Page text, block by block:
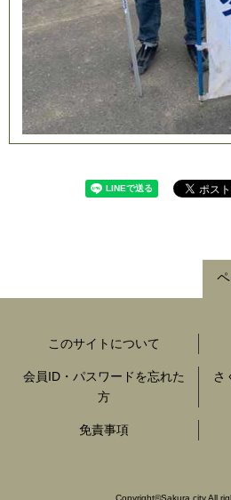
このサイトについて
会員ID・パスワードを忘れた
方
さ
免責事項
Copyright©Sakura city All